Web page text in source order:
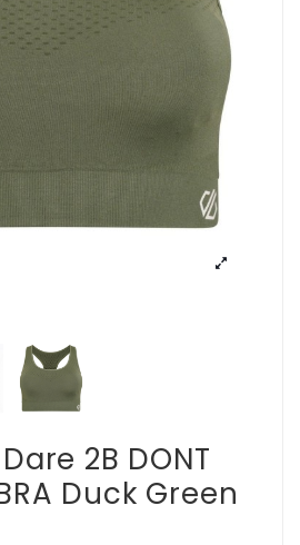
2B DONT
Duck Green